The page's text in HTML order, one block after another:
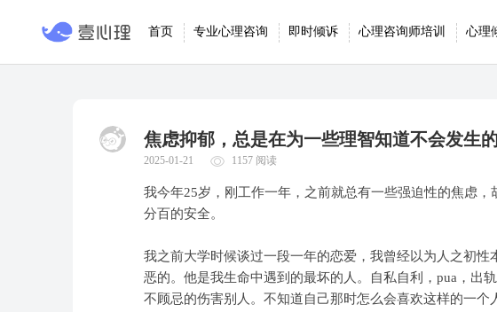
首页 专业心理咨询 即时倾诉 心理咨询师培训 心理
焦虑抑郁，总是在为一些理智知道不会发生
2025-01-21 1157 阅读
我今年25岁，刚工作一年，之前就总有一些强迫性的焦虑
分百的安全。
我之前大学时候谈过一段一年的恋爱，我曾经以为人之初性
恶的。他是我生命中遇到的最坏的人。自私自利，pua，出
不顾忌的伤害别人。不知道自己那时怎么会喜欢这样的一个